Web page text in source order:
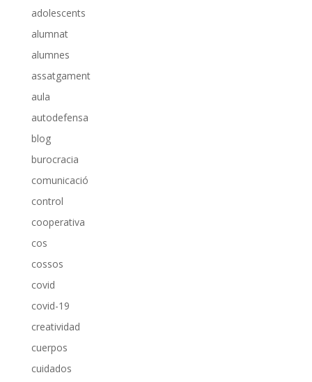
adolescents
alumnat
alumnes
assatgament
aula
autodefensa
blog
burocracia
comunicació
control
cooperativa
cos
cossos
covid
covid-19
creatividad
cuerpos
cuidados